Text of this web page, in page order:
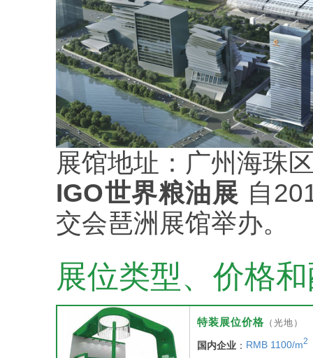
展馆地址：广州海珠
IGO世界粮油展 自
交会琶洲展馆举办。
展位类型、价格
特装展位价格 （光地）
国内企业 ： RMB 1100/m2